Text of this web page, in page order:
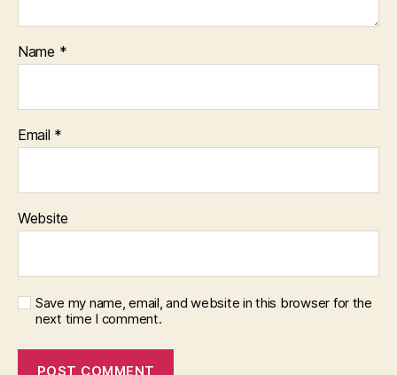
Name *
Email *
Website
Save my name, email, and website in this browser for the
next time I comment.